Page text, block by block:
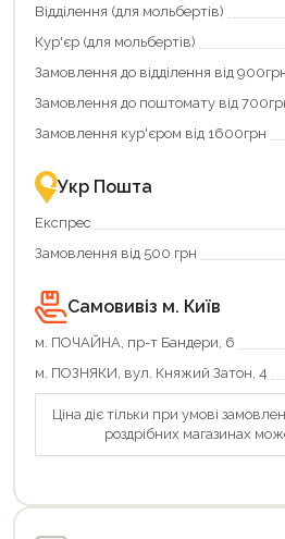
Відділення (для мольбертів)
Кур'єр (для мольбертів)
Замовлення до відділення від
Замовлення до поштомату від
Замовлення кур'єром від 1600грн
Укр Пошта
Експрес
Замовлення від 500 грн
Самовивіз м. Київ
м. ПОЧАЙНА, пр-т Бандери, 6
м. ПОЗНЯКИ, вул. Княжий Затон, 4
Ціна діє тільки при умові
роздрібних магазинах